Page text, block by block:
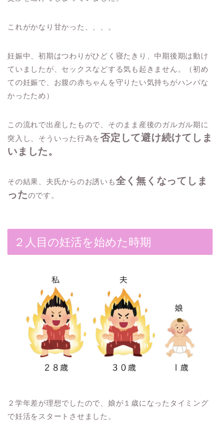
これがかなり甘かった、、、。
妊娠中、初期はつわりがひどく寝たきり、中期後期は動け
ていましたが、セックスなどする気も起きません。（初め
ての妊娠で、お腹の赤ちゃんを守りたい気持ちがハンパな
かったため）
この流れで出産したもので、そのまま産後のガルガル期に
突入し、そういった行為を否定して避け続けてしま
いました。
その結果、夫氏からのお誘いも全く無くなってしま
ったのです。
２人目の妊活を始めた時期
２学年差が理想でしたので、娘が１歳になったタイミング
で妊活をスタートさせました。